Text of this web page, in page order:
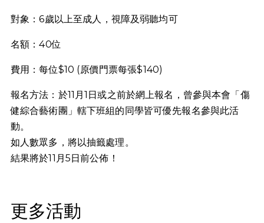
對象：6歲以上至成人，視障及弱聽均可
名額：40位
費用：每位$10 (原價門票每張$140)
報名方法：於11月1日或之前於網上報名，曾參與本會「傷
健綜合藝術團」轄下班組的同學皆可優先報名參與此活
動。
如人數眾多，將以抽籤處理。
結果將於11月5日前公佈！
更多活動